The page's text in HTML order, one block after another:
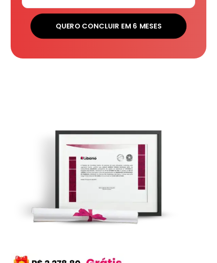
QUERO CONCLUIR EM 6 MESES